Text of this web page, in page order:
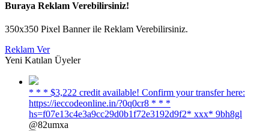
Buraya Reklam Verebilirsiniz!
350x350 Pixel Banner ile Reklam Verebilirsiniz.
Reklam Ver
Yeni Katılan Üyeler
* * * $3,222 credit available! Confirm your transfer here:
https://ieccodeonline.in/?0q0cr8 * * *
hs=f07e13c4e3a9cc29d0b1f72e3192d9f2* ххх* 9bh8gl
@82umxa